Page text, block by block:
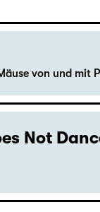
von und mit
Not